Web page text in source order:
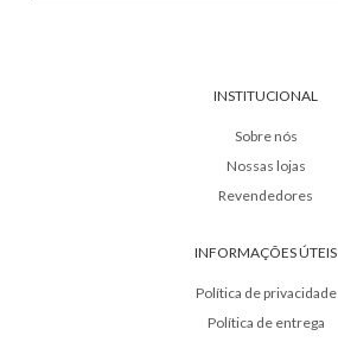
INSTITUCIONAL
Sobre nós
Nossas lojas
Revendedores
INFORMAÇÕES ÚTEIS
Política de privacidade
Política de entrega